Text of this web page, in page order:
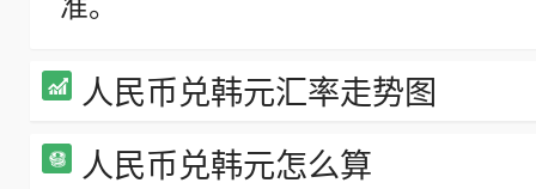
人民币兑韩元汇率走势图
人民币兑韩元怎么算